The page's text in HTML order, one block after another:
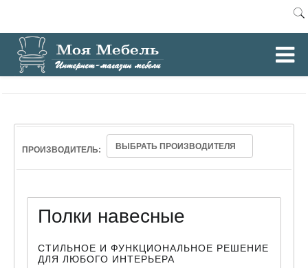
Главная / Полки навесные
ПРОИЗВОДИТЕЛЬ: ВЫБРАТЬ ПРОИЗВОДИТЕЛЯ
Полки навесные
СТИЛЬНОЕ И ФУНКЦИОНАЛЬНОЕ РЕШЕНИЕ
ДЛЯ ЛЮБОГО ИНТЕРЬЕРА